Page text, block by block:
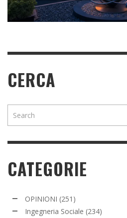
READ MORE
READ MORE
CERCA
CATEGORIE
OPINIONI (251)
Ingegneria Sociale (234)